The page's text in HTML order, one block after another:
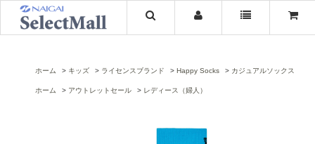
ホーム キッズ ライセンスブランド Happy Socks カジュアルソックス
ホーム アウトレットセール レディース（婦人）